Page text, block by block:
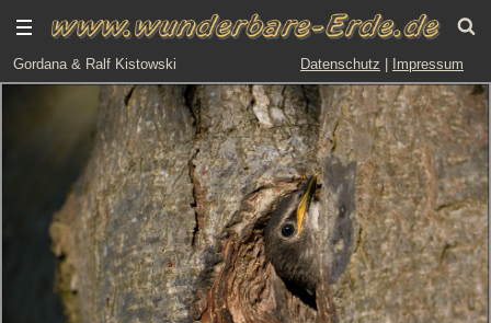
Gordana & Ralf Kistowski Datenschutz Impressum